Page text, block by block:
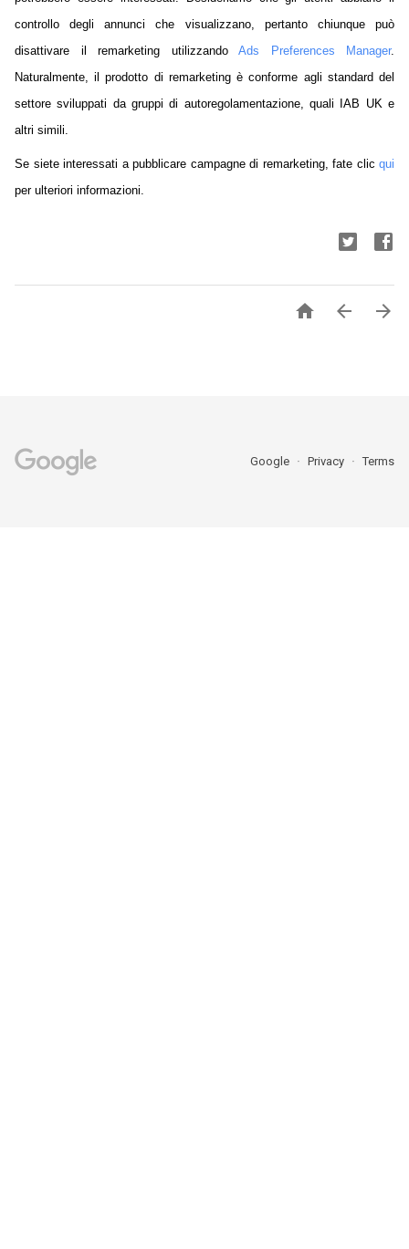
controllo degli annunci che visualizzano, pertanto chiunque può
disattivare il remarketing utilizzando Ads Preferences Manager.
Naturalmente, il prodotto di remarketing è conforme agli standard del
settore sviluppati da gruppi di autoregolamentazione, quali IAB UK e
altri simili.
Se siete interessati a pubblicare campagne di remarketing, fate clic qui
per ulteriori informazioni.
  
Google Privacy Terms